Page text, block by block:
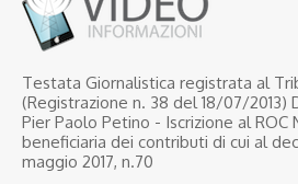
Testata Giornalistica registrata al
(Registrazione n. 38 del 18/07/2013)
Pier Paolo Petino - Iscrizione al ROC
beneficiaria dei contributi di cui al
maggio 2017, n.70